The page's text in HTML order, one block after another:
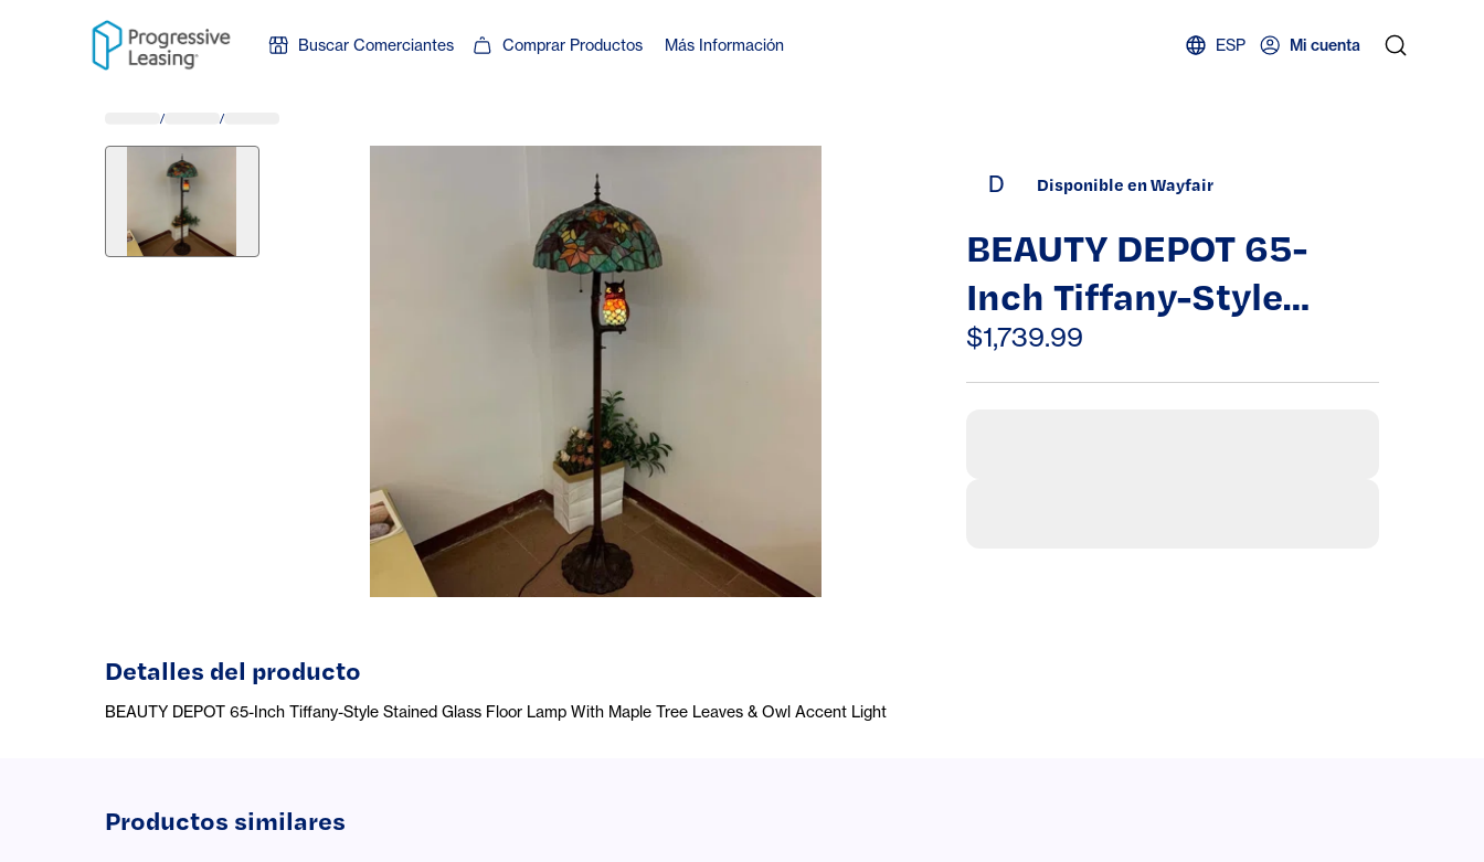
Skip to content
Buscar Comerciantes Comprar Productos Más Información ESP Mi cuenta
/ /
Detalles del producto
BEAUTY DEPOT 65-Inch Tiffany-Style Stained Glass Floor Lamp With Maple Tree Leaves & Owl Accent Light
D Disponible en Wayfair
BEAUTY DEPOT 65-
Inch Tiffany-Style
Stained Glass Floor
Lamp With Maple Tree
$1,739.99
Productos similares